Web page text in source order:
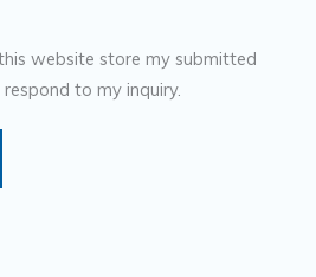
website store my submitted
to my inquiry.